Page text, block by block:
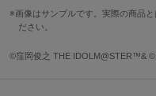
我那覇 響のイメージカラー
普段使いしやすくガーリー
※画像はサンプルです。実際の商
サイズ 高さ
画像はサンプルです。実際の商品
ださい。
©窪岡俊之 THE IDOLM@STER™&